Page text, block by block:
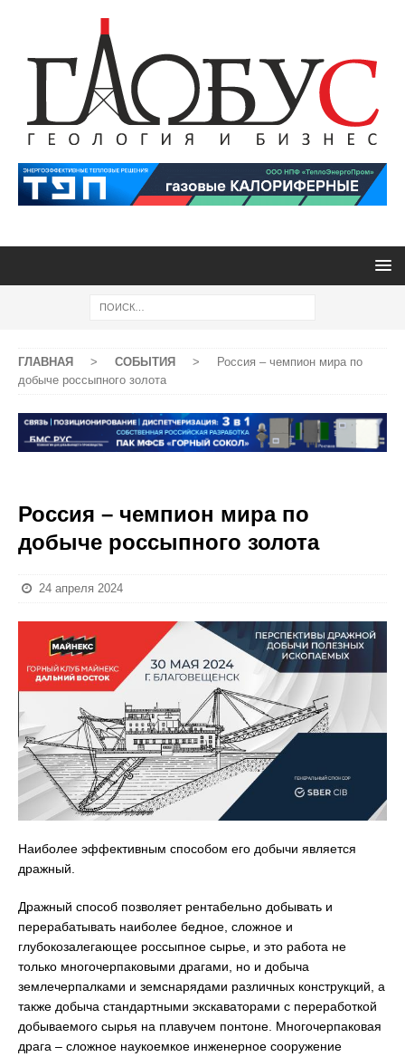
ГЛАВНАЯ > СОБЫТИЯ >
Россия – чемпион мира по
добыче россыпного золота
Россия – чемпион мира по
добыче россыпного золота
24 апреля 2024
Наиболее эффективным способом его добычи является
дражный.
Дражный способ позволяет рентабельно добывать и
перерабатывать наиболее бедное, сложное и
глубокозалегающее россыпное сырье, и это работа не
только многочерпаковыми драгами, но и добыча
землечерпалками и земснарядами различных конструкций, а
также добыча стандартными экскаваторами с переработкой
добываемого сырья на плавучем понтоне. Многочерпаковая
драга – сложное наукоемкое инженерное сооружение